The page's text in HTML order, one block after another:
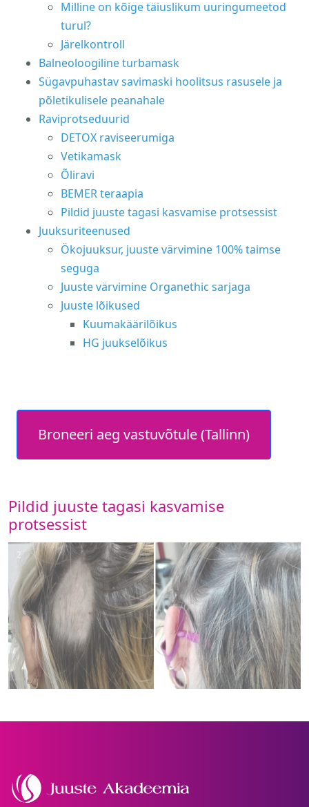
Milline on kõige täiuslikum uuringumeetod
turul?
Järelkontroll
Balneoloogiline turbamask
Sügavpuhastav savimaski hoolitsus rasusele ja
põletikulisele peanahale
Raviprotseduurid
DETOX raviseerumiga
Vetikamask
Õliravi
BEMER teraapia
Pildid juuste tagasi kasvamise protsessist
Juuksuriteenused
Ökojuuksur, juuste värvimine 100% taimse
seguga
Juuste värvimine Organethic sarjaga
Juuste lõikused
Kuumakäärilõikus
HG juukselõikus
Broneeri aeg vastuvõtule (Tallinn)
Pildid juuste tagasi kasvamise
protsessist
2